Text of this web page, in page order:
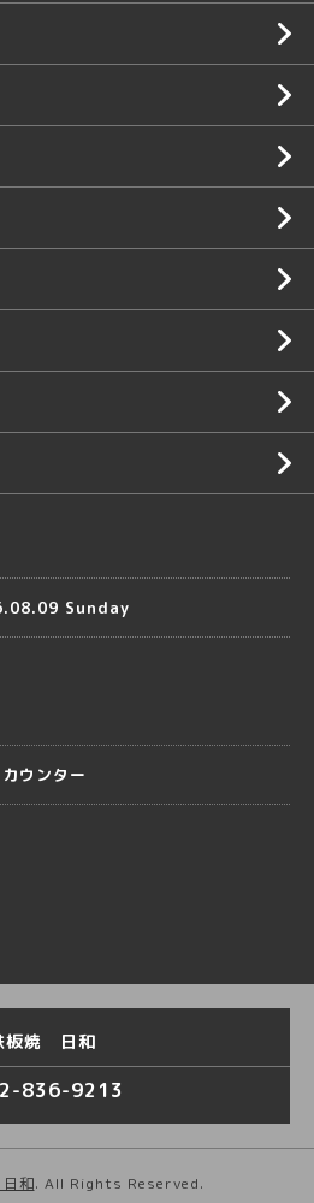
Sunday
カウンター
板焼 日和
836-9213
和. All Rights Reserved.